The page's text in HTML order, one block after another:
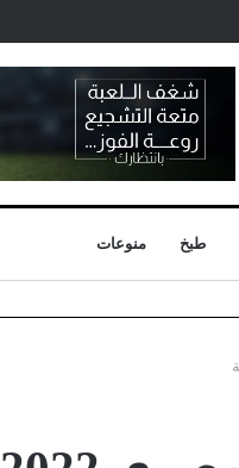
طبخ منوعات